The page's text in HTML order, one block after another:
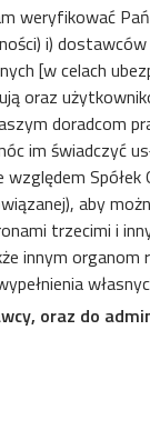
weryfikować
i)
[w celach
oraz
doradcom
im świadczyć
Spółek
aby
trzecimi i
innym organom
oraz do